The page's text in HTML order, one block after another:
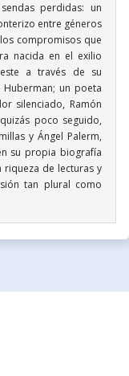
perdidas: un
entre géneros
compromisos que
nacida en el exilio
a través de su
un poeta
silenciado, Ramón
poco seguido,
y Ángel Palerm,
su propia biografía
riqueza de lecturas y
tan plural como